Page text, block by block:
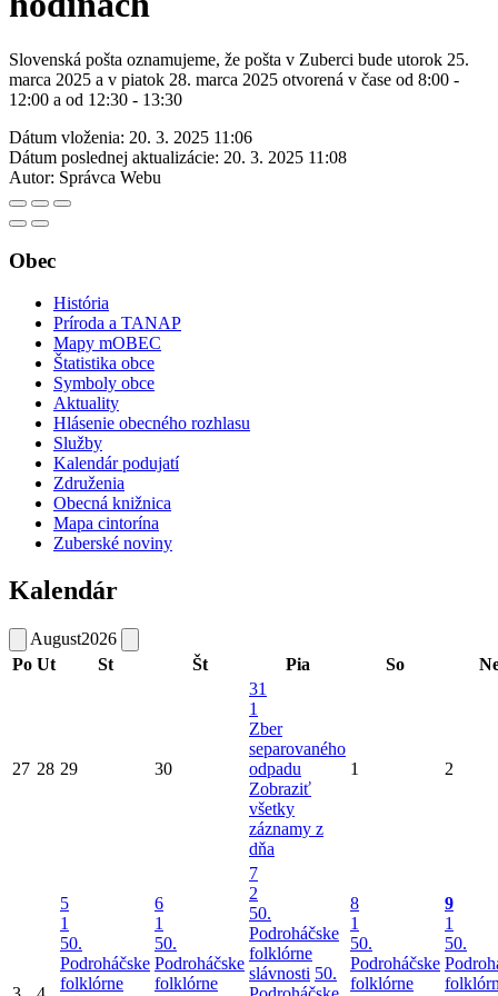
Slovenská pošta oznamujeme, že pošta v Zuberci bude utorok 25.
marca 2025 a v piatok 28. marca 2025 otvorená v čase od 8:00 -
12:00 a od 12:30 - 13:30
Dátum vloženia: 20. 3. 2025 11:06
Dátum poslednej aktualizácie: 20. 3. 2025 11:08
Autor: Správca Webu
Obec
História
Príroda a TANAP
Mapy mOBEC
Štatistika obce
Symboly obce
Aktuality
Hlásenie obecného rozhlasu
Služby
Kalendár podujatí
Združenia
Obecná knižnica
Mapa cintorína
Zuberské noviny
Kalendár
August2026
Po Ut St Št Pia So
27 28 29 30
31
1
Zber
separovaného
odpadu
Zobraziť
všetky
záznamy z
dňa
1 2
5
1
50.
Podroháčske
folklórne
6
1
50.
Podroháčske
folklórne
7
2
50.
Podroháčske
folklórne
slávnosti 50.
8
1
50.
Podroháčske
folklórne
9
1
50.